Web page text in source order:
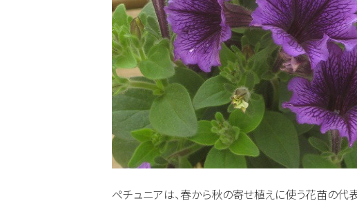
ペチュニアは、春から秋の寄せ植えに使う花苗の代